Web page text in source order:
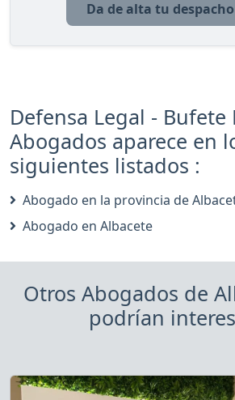
Da de alta tu
Defensa Legal - Bufete
Abogados aparece en
siguientes listados :
Abogado en la provincia de
Abogado en Albacete
Otros Abogados de
podrían